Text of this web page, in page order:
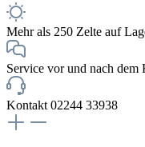
Mehr als 250 Zelte auf
Service vor und nach dem
Kontakt 02244 33938